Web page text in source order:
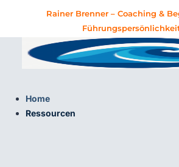
springen
Rainer Brenner – Coaching &
Home
Ressourcen